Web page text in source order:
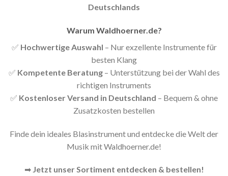
Deutschlands
Warum Waldhoerner.de?
✅ Hochwertige Auswahl – Nur exzellente Instrumente für
besten Klang
✅ Kompetente Beratung– Unterstützung bei der Wahl des
richtigen Instruments
✅ Kostenloser Versand in Deutschland – Bequem & ohne
Zusatzkosten bestellen
Finde dein ideales Blasinstrument und entdecke die Welt der
Musik mit Waldhoerner.de!
➡ Jetzt unser Sortiment entdecken & bestellen!